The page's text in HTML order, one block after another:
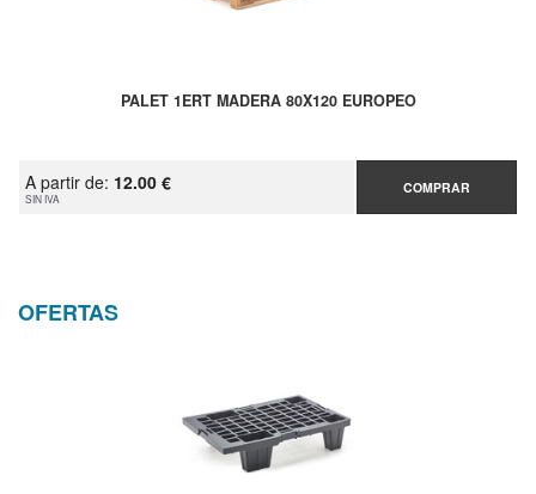
PALET 1ERT MADERA 80X120 EUROPEO
A partir de: 12.00 €
SIN IVA
COMPRAR
OFERTAS